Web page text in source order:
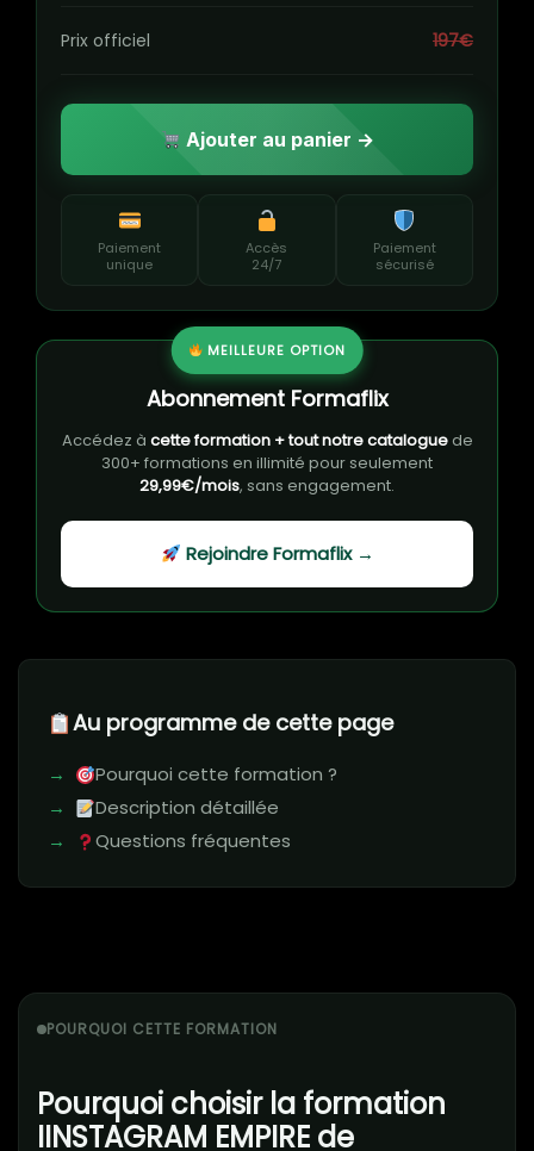
Au programme de cette page
Pourquoi cette formation ?
Description détaillée
Questions fréquentes
POURQUOI CETTE FORMATION
Pourquoi choisir la formation
IINSTAGRAM EMPIRE de
Prix officiel 197€
Ajouter au panier →
Paiement
unique
Accès
24/7
Paiement
sécurisé
MEILLEURE OPTION
Abonnement Formaflix
Accédez à cette formation + tout notre cataloguede
300+ formations en illimité pour seulement
29,99€/mois, sans engagement.
Rejoindre Formaflix →